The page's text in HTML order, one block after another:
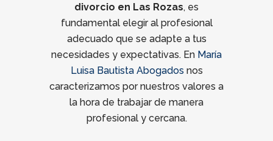
divorcio en Las Rozas, es
fundamental elegir al profesional
adecuado que se adapte a tus
necesidades y expectativas. En María
Luisa Bautista Abogados nos
caracterizamos por nuestros valores a
la hora de trabajar de manera
profesional y cercana.